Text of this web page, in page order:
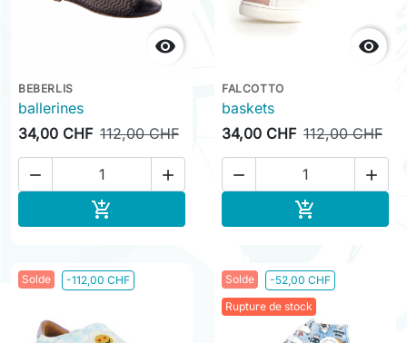

BEBERLIS
ballerines
34,00 CHF 112,00 CHF
 


FALCOTTO
baskets
34,00 CHF 112,00 CHF
 

Solde -112,00 CHF Solde
-52,00 CHF
Rupture de stock